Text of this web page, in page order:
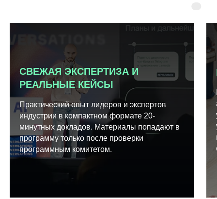
СВЕЖАЯ ЭКСПЕРТИЗА И
РЕАЛЬНЫЕ КЕЙСЫ
Практический опыт лидеров и экспертов
индустрии в компактном формате 20-
минутных докладов. Материалы попадают в
программу только после проверки
программным комитетом.